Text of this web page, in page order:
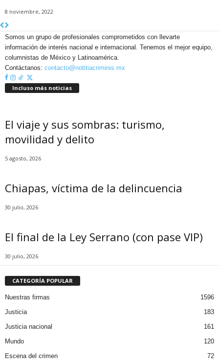
8 noviembre, 2022
Somos un grupo de profesionales comprometidos con llevarte
información de interés nacional e internacional. Tenemos el mejor equipo,
columnistas de México y Latinoamérica.
Contáctanos: contacto@notitiacriminis.mx
Incluso más noticias
El viaje y sus sombras: turismo,
movilidad y delito
5 agosto, 2026
Chiapas, víctima de la delincuencia
30 julio, 2026
El final de la Ley Serrano (con pase VIP)
30 julio, 2026
CATEGORÍA POPULAR
Nuestras firmas
1596
Justicia
183
Justicia nacional
161
Mundo
120
Escena del crimen
72